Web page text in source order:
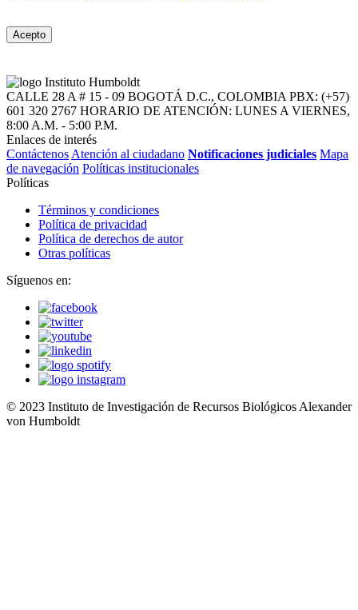
Acepto
CALLE 28 A # 15 - 09 BOGOTÁ D.C., COLOMBIA PBX: (+57)
601 320 2767 HORARIO DE ATENCIÓN: LUNES A VIERNES,
8:00 A.M. - 5:00 P.M.
Enlaces de interés
Contáctenos Atención al ciudadano Notificaciones judiciales Mapa
de navegación Políticas institucionales
Políticas
Términos y condiciones
Política de privacidad
Política de derechos de autor
Otras políticas
Síguenos en:
© 2023 Instituto de Investigación de Recursos Biológicos Alexander
von Humboldt